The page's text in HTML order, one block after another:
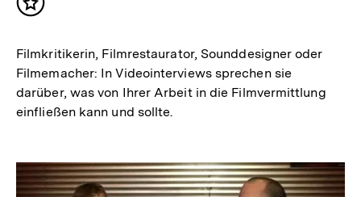
Inhalt
Filmkritikerin, Filmrestaurator, Sounddesigner oder
Filmemacher: In Videointerviews sprechen sie
darüber, was von Ihrer Arbeit in die Filmvermittlung
einfließen kann und sollte.
Inhaltskarussell
überspringen